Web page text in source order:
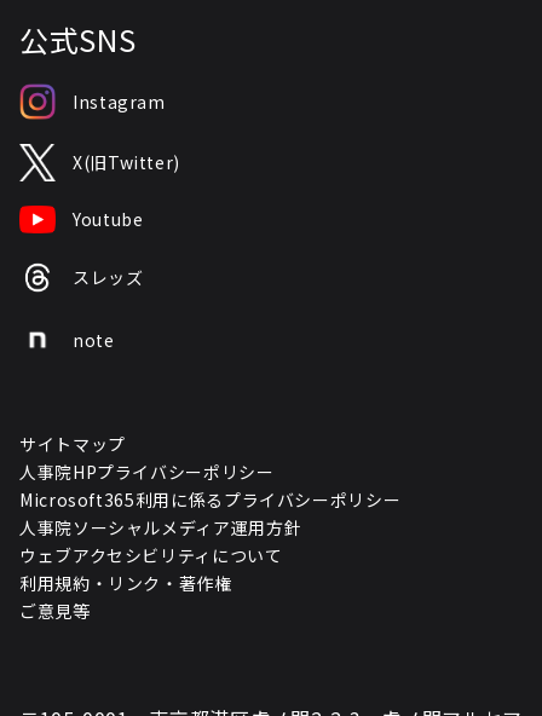
公式SNS
Instagram
X(旧Twitter)
Youtube
スレッズ
note
サイトマップ
人事院HPプライバシーポリシー
Microsoft365利用に係るプライバシーポリシー
人事院ソーシャルメディア運用方針
ウェブアクセシビリティについて
利用規約・リンク・著作権
ご意見等